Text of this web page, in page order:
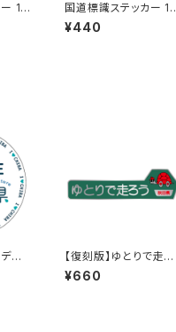
11
国道標識ステッカー 12
7号線
¥440
ザ
【復刻版】ゆとりで走ろ
う秋田県（緑）：ステッカ
ー（大）
¥660